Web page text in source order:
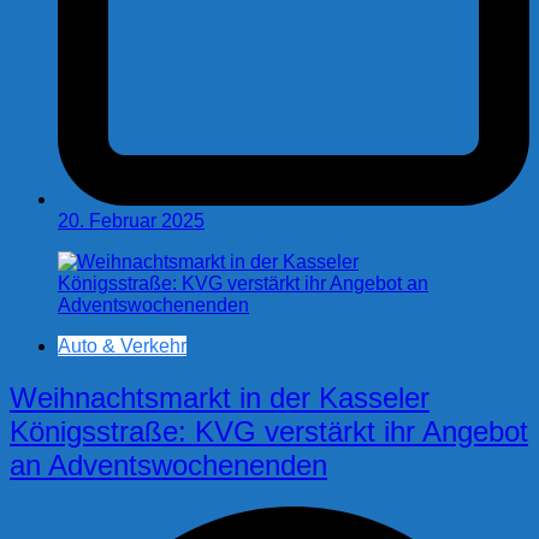
20. Februar 2025
Auto & Verkehr
Weihnachtsmarkt in der Kasseler
Königsstraße: KVG verstärkt ihr Angebot
an Adventswochenenden